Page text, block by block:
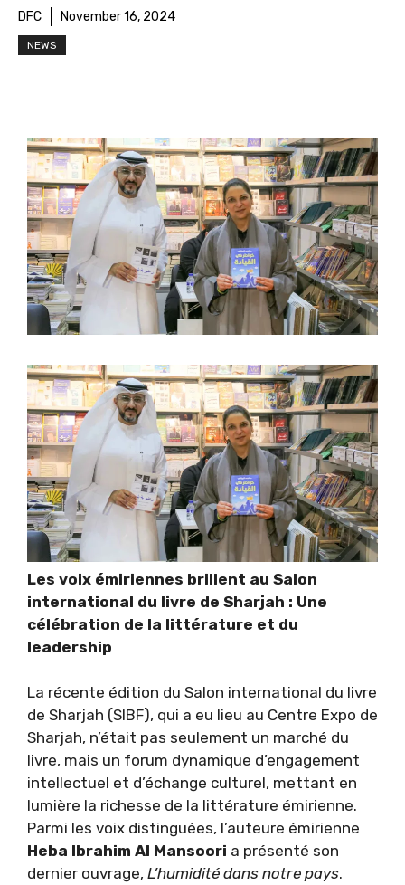
DFC November 16, 2024
NEWS
Les voix émiriennes brillent au Salon
international du livre de Sharjah : Une
célébration de la littérature et du
leadership
La récente édition du Salon international du livre
de Sharjah (SIBF), qui a eu lieu au Centre Expo de
Sharjah, n’était pas seulement un marché du
livre, mais un forum dynamique d’engagement
intellectuel et d’échange culturel, mettant en
lumière la richesse de la littérature émirienne.
Parmi les voix distinguées, l’auteure émirienne
Heba Ibrahim Al Mansoori a présenté son
dernier ouvrage, L’humidité dans notre pays.